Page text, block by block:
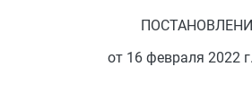
от 16 февраля 2022